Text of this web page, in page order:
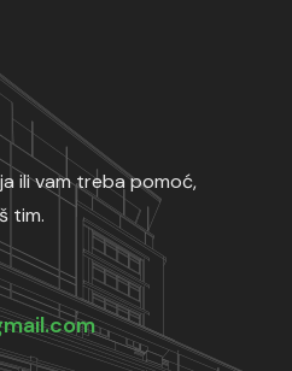
ili vam treba pomoć,
tim.